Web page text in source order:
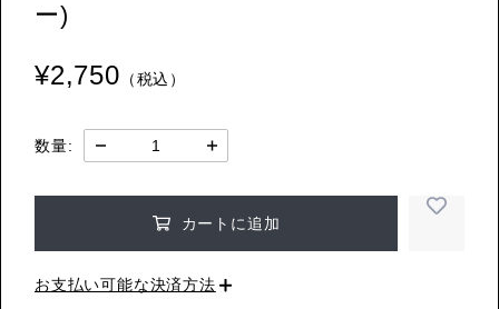
ー)
¥2,750 （税込）
数量:
カートに追加
お支払い可能な決済方法